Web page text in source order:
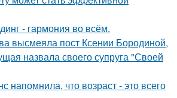
- гармония во всём.
высмеяла пост Ксении Бородиной,
назвала своего супруга "Своей
напомнила, что возраст - это всего